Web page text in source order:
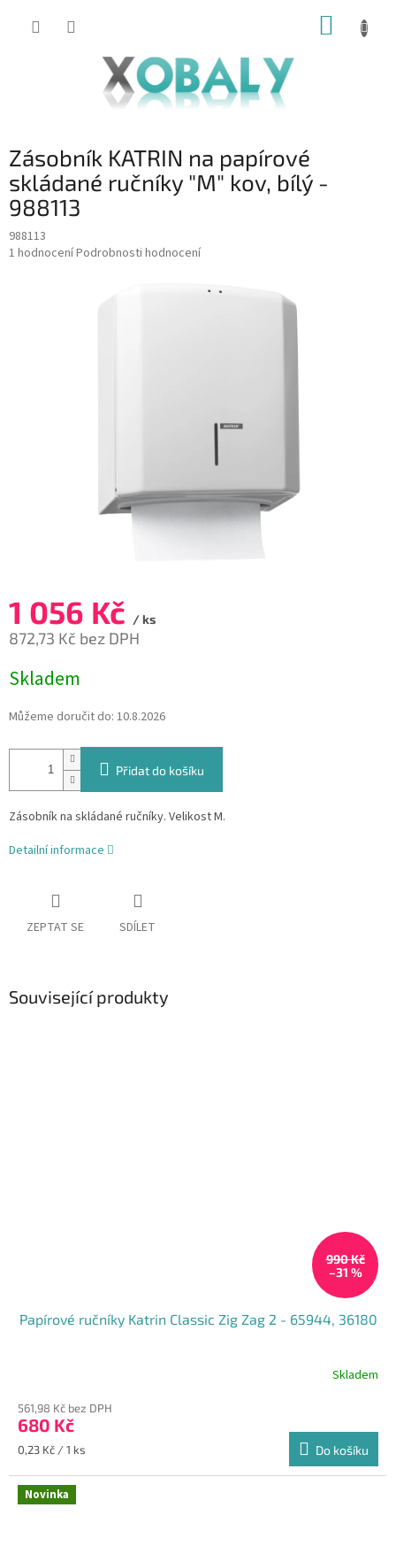
KOŠÍK
Zásobník KATRIN na papírové
skládané ručníky "M" kov, bílý -
988113
988113
Průměrné
1 hodnoceníPodrobnosti hodnocení
1 056 Kč / ks
872,73 Kč bez DPH
cena:
Skladem
Můžeme doručit do: 10.8.2026
Přidat do košíku
Zásobník na skládané ručníky. Velikost M.
Detailní informace
ZEPTAT SE SDÍLET
Související produkty
990 Kč
–31 %
Papírové ručníky Katrin Classic Zig Zag 2 - 65944, 36180
produktu
je
5,0
5
hvězdiček.
Skladem
561,98 Kč bez DPH
680 Kč
Měrná
0,23 Kč / 1 ks Do košíku
Novinka